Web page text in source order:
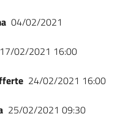
04/02/2021
17/02/2021 16:00
24/02/2021 16:00
25/02/2021 09:30